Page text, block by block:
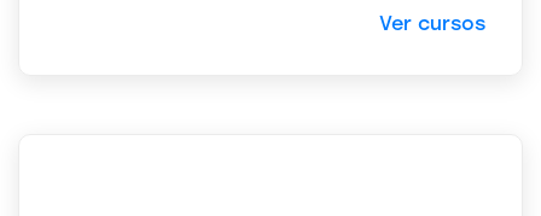
Ver cursos